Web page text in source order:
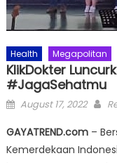
Health Megapolitan
KlikDokter
#JagaSehatmu
Posted
August 17, 2022
GAYATREND.com–
Kemerdekaan